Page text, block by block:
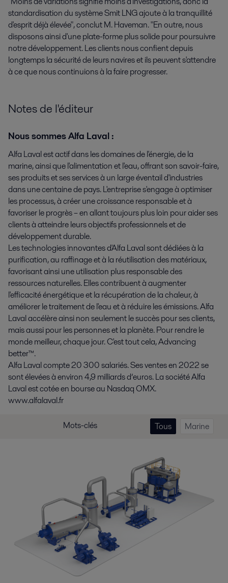
standardisation du système Smit LNG ajoute à la tranquillité
d'esprit déjà élevée", conclut M. Haveman. "En outre, nous
disposons ainsi d'une plate-forme plus solide pour poursuivre
notre développement. Les clients nous confient depuis
longtemps la sécurité de leurs navires et ils peuvent s'attendre
à ce que nous continuions à la faire progresser.
Notes de l'éditeur
Nous sommes Alfa Laval :
Alfa Laval est actif dans les domaines de l'énergie, de la
marine, ainsi que l'alimentation et l'eau, offrant son savoir-faire,
ses produits et ses services à un large éventail d'industries
dans une centaine de pays. L'entreprise s'engage à optimiser
les processus, à créer une croissance responsable et à
favoriser le progrès – en allant toujours plus loin pour aider ses
clients à atteindre leurs objectifs professionnels et de
développement durable.
Les technologies innovantes d'Alfa Laval sont dédiées à la
purification, au raffinage et à la réutilisation des matériaux,
favorisant ainsi une utilisation plus responsable des
ressources naturelles. Elles contribuent à augmenter
l'efficacité énergétique et la récupération de la chaleur, à
améliorer le traitement de l'eau et à réduire les émissions. Alfa
Laval accélère ainsi non seulement le succès pour ses clients,
mais aussi pour les personnes et la planète. Pour rendre le
monde meilleur, chaque jour. C'est tout cela, Advancing
better™.
Alfa Laval compte 20 300 salariés. Ses ventes en 2022 se
sont élevées à environ 4,9 milliards d’euros. La société Alfa
Laval est cotée en bourse au Nasdaq OMX.
www.alfalaval.fr
Mots-clés Tous Marine